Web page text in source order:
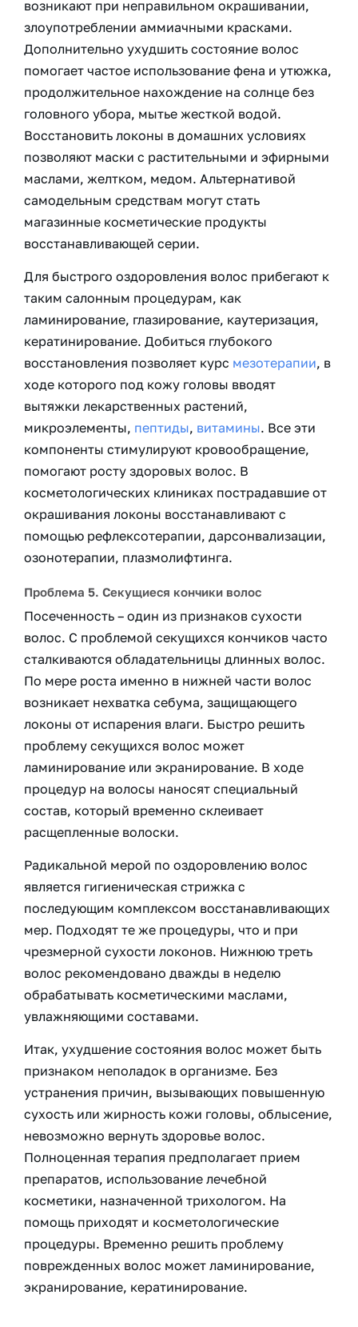
возникают при неправильном окрашивании,
злоупотреблении аммиачными красками.
Дополнительно ухудшить состояние волос
помогает частое использование фена и утюжка,
продолжительное нахождение на солнце без
головного убора, мытье жесткой водой.
Восстановить локоны в домашних условиях
позволяют маски с растительными и эфирными
маслами, желтком, медом. Альтернативой
самодельным средствам могут стать
магазинные косметические продукты
восстанавливающей серии.
Для быстрого оздоровления волос прибегают к
таким салонным процедурам, как
ламинирование, глазирование, каутеризация,
кератинирование. Добиться глубокого
восстановления позволяет курс мезотерапии, в
ходе которого под кожу головы вводят
вытяжки лекарственных растений,
микроэлементы, пептиды, витамины. Все эти
компоненты стимулируют кровообращение,
помогают росту здоровых волос. В
косметологических клиниках пострадавшие от
окрашивания локоны восстанавливают с
помощью рефлексотерапии, дарсонвализации,
озонотерапии, плазмолифтинга.
Проблема 5. Секущиеся кончики волос
Посеченность – один из признаков сухости
волос. С проблемой секущихся кончиков часто
сталкиваются обладательницы длинных волос.
По мере роста именно в нижней части волос
возникает нехватка себума, защищающего
локоны от испарения влаги. Быстро решить
проблему секущихся волос может
ламинирование или экранирование. В ходе
процедур на волосы наносят специальный
состав, который временно склеивает
расщепленные волоски.
Радикальной мерой по оздоровлению волос
является гигиеническая стрижка с
последующим комплексом восстанавливающих
мер. Подходят те же процедуры, что и при
чрезмерной сухости локонов. Нижнюю треть
волос рекомендовано дважды в неделю
обрабатывать косметическими маслами,
увлажняющими составами.
Итак, ухудшение состояния волос может быть
признаком неполадок в организме. Без
устранения причин, вызывающих повышенную
сухость или жирность кожи головы, облысение,
невозможно вернуть здоровье волос.
Полноценная терапия предполагает прием
препаратов, использование лечебной
косметики, назначенной трихологом. На
помощь приходят и косметологические
процедуры. Временно решить проблему
поврежденных волос может ламинирование,
экранирование, кератинирование.